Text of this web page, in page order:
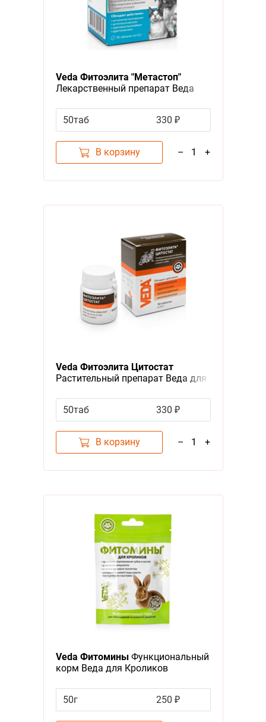
Veda Фитоэлита "Метастоп"
Лекарственный препарат Веда
Антиоксидантное и
Антитоксическое средство при
новообразованиях
50таб 330 ₽
В корзину – 1 +
Veda Фитоэлита Цитостат
Растительный препарат Веда для
злокачественных
новообразований
50таб 330 ₽
В корзину – 1 +
Veda ФитоминыФункциональный
корм Веда для Кроликов
50г
250 ₽